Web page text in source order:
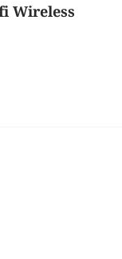
Wireless